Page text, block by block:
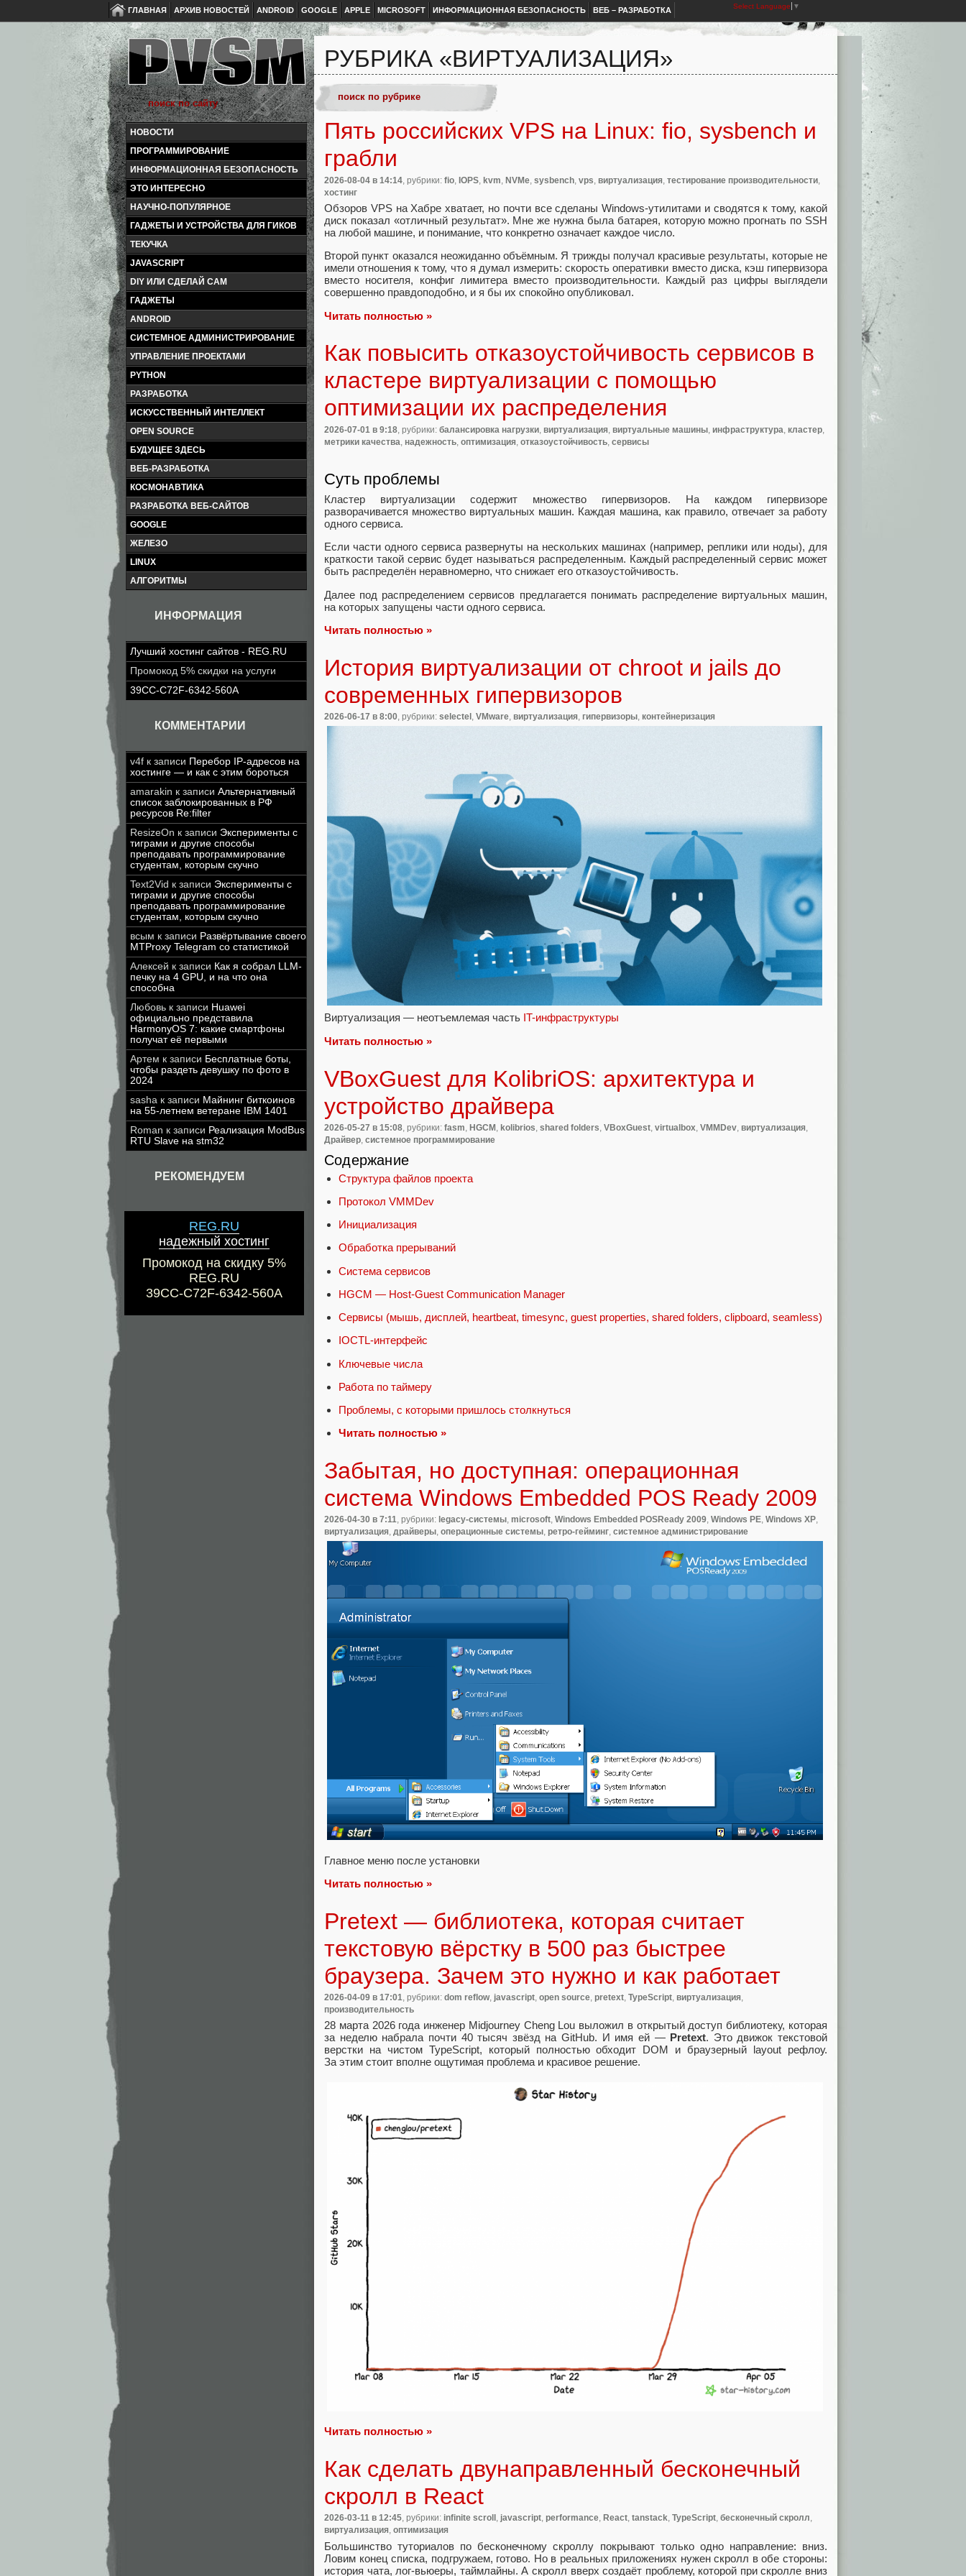
ГЛАВНАЯ АРХИВ НОВОСТЕЙ ANDROID GOOGLE APPLE MICROSOFT ИНФОРМАЦИОННАЯ БЕЗОПАСНОСТЬ ВЕБ – РАЗРАБОТКА Select Language ▼
НОВОСТИ
ПРОГРАММИРОВАНИЕ
ИНФОРМАЦИОННАЯ БЕЗОПАСНОСТЬ
ЭТО ИНТЕРЕСНО
НАУЧНО-ПОПУЛЯРНОЕ
ГАДЖЕТЫ И УСТРОЙСТВА ДЛЯ ГИКОВ
ТЕКУЧКА
JAVASCRIPT
DIY ИЛИ СДЕЛАЙ САМ
ГАДЖЕТЫ
ANDROID
СИСТЕМНОЕ АДМИНИСТРИРОВАНИЕ
УПРАВЛЕНИЕ ПРОЕКТАМИ
PYTHON
РАЗРАБОТКА
ИСКУССТВЕННЫЙ ИНТЕЛЛЕКТ
OPEN SOURCE
БУДУЩЕЕ ЗДЕСЬ
ВЕБ-РАЗРАБОТКА
КОСМОНАВТИКА
РАЗРАБОТКА ВЕБ-САЙТОВ
GOOGLE
ЖЕЛЕЗО
LINUX
АЛГОРИТМЫ
ИНФОРМАЦИЯ
Лучший хостинг сайтов - REG.RU
Промокод 5% скидки на услуги
39CC-C72F-6342-560A
КОММЕНТАРИИ
v4f к записи Перебор IP-адресов на
хостинге — и как с этим бороться
amarakin к записи Альтернативный
список заблокированных в РФ
ресурсов Re:filter
ResizeOn к записи Эксперименты с
тиграми и другие способы
преподавать программирование
студентам, которым скучно
Text2Vid к записи Эксперименты с
тиграми и другие способы
преподавать программирование
студентам, которым скучно
всым к записи Развёртывание своего
MTProxy Telegram со статистикой
Алексей к записи Как я собрал LLM-
печку на 4 GPU, и на что она
способна
Любовь к записи Huawei
официально представила
HarmonyOS 7: какие смартфоны
получат её первыми
Артем к записи Бесплатные боты,
чтобы раздеть девушку по фото в
2024
sasha к записи Майнинг биткоинов
на 55-летнем ветеране IBM 1401
Roman к записи Реализация ModBus
RTU Slave на stm32
РЕКОМЕНДУЕМ
REG.RU
надежный хостинг
Промокод на скидку 5%
REG.RU
39CC-C72F-6342-560A
РУБРИКА «ВИРТУАЛИЗАЦИЯ»
Пять российских VPS на Linux: fio, sysbench и
грабли
2026-08-04 в 14:14 , рубрики: fio IOPS kvm NVMe sysbench vps виртуализация тестирование производительности
хостинг
Обзоров VPS на Хабре хватает, но почти все сделаны Windows-утилитами и сводятся к тому, какой
диск показал «отличный результат». Мне же нужна была батарея, которую можно прогнать по SSH
на любой машине, и понимание, что конкретно означает каждое число.
Второй пункт оказался неожиданно объёмным. Я трижды получал красивые результаты, которые не
имели отношения к тому, что я думал измерить: скорость оперативки вместо диска, кэш гипервизора
вместо носителя, конфиг лимитера вместо производительности. Каждый раз цифры выглядели
совершенно правдоподобно, и я бы их спокойно опубликовал.
Читать полностью »
Как повысить отказоустойчивость сервисов в
кластере виртуализации с помощью
оптимизации их распределения
2026-07-01 в 9:18 , рубрики: балансировка нагрузки виртуализация виртуальные машины инфраструктура кластер
метрики качества надежность оптимизация отказоустойчивость сервисы
Суть проблемы
Кластер виртуализации содержит множество гипервизоров. На каждом гипервизоре
разворачивается множество виртуальных машин. Каждая машина, как правило, отвечает за работу
одного сервиса.
Если части одного сервиса развернуты на нескольких машинах (например, реплики или ноды), для
краткости такой сервис будет называться распределенным. Каждый распределенный сервис может
быть распределён неравномерно, что снижает его отказоустойчивость.
Далее под распределением сервисов предлагается понимать распределение виртуальных машин,
на которых запущены части одного сервиса.
Читать полностью »
История виртуализации от chroot и jails до
современных гипервизоров
2026-06-17 в 8:00, рубрики: selectel, VMware, виртуализация, гипервизоры, контейнеризация
Виртуализация — неотъемлемая часть IT-инфраструктуры
Читать полностью »
VBoxGuest для KolibriOS: архитектура и
устройство драйвера
2026-05-27 в 15:08 , рубрики: fasm HGCM kolibrios shared folders VBoxGuest virtualbox VMMDev виртуализация
Драйвер системное программирование
Содержание
Структура файлов проекта
Протокол VMMDev
Инициализация
Обработка прерываний
Система сервисов
HGCM — Host-Guest Communication Manager
Сервисы (мышь, дисплей, heartbeat, timesync, guest properties, shared folders, clipboard, seamless)
IOCTL-интерфейс
Ключевые числа
Работа по таймеру
Проблемы, с которыми пришлось столкнуться
Читать полностью »
Забытая, но доступная: операционная
система Windows Embedded POS Ready 2009
2026-04-30 в 7:11, рубрики: legacy-системы, microsoft, Windows Embedded POSReady 2009, Windows PE, Windows XP,
виртуализация, драйверы, операционные системы, ретро-гейминг, системное администрирование
Главное меню после установки
Читать полностью »
Pretext — библиотека, которая считает
текстовую вёрстку в 500 раз быстрее
браузера. Зачем это нужно и как работает
2026-04-09 в 17:01, рубрики: dom reflow, javascript, open source, pretext, TypeScript, виртуализация,
производительность
28 марта 2026 года инженер Midjourney Cheng Lou выложил в открытый доступ библиотеку, которая
за неделю набрала почти 40 тысяч звёзд на GitHub. И имя ей — Pretext. Это движок текстовой
верстки на чистом TypeScript, который полностью обходит DOM и браузерный layout рефлоу.
За этим стоит вполне ощутимая проблема и красивое решение.
Читать полностью »
Как сделать двунаправленный бесконечный
скролл в React
2026-03-11 в 12:45, рубрики: infinite scroll , javascript, performance, React, tanstack, TypeScript, бесконечный скролл,
виртуализация, оптимизация
Большинство туториалов по бесконечному скроллу покрывают только одно направление: вниз.
Ловим конец списка, подгружаем, готово. Но в реальных приложениях нужен скролл в обе стороны:
история чата, лог-вьюеры, таймлайны. А скролл вверх создаёт проблему, которой при скролле вниз